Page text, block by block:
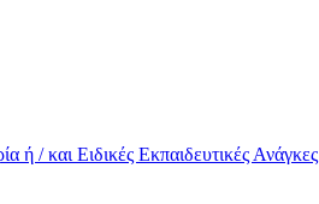
ή / και Eιδικές Εκπαιδευτικές Ανάγκες